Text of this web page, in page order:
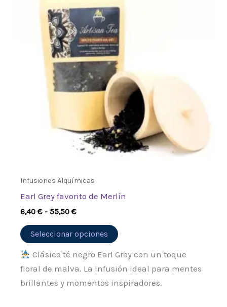
Infusiones Alquímicas
Earl Grey favorito de Merlín
6,40€ - 55,50€
6,40 €
hasta
55,50 €
Seleccionar opciones
múltiples
opciones
se
pueden
elegir
en
la
página
de
Clásico té negro Earl Grey con un toque
floral de malva. La infusión ideal para mentes
brillantes y momentos inspiradores.